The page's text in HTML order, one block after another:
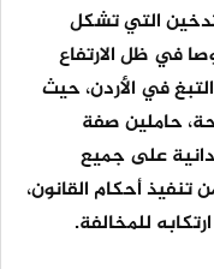
التي تشكل
في ظل الارتفاع
في الأردن، حيث
حاملين صفة
على جميع
تنفيذ أحكام القانون،
للمخالفة.